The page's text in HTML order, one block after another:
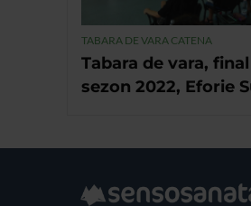
TABARA DE VARA CATENA
Tabara de vara,
sezon 2022, Eforie